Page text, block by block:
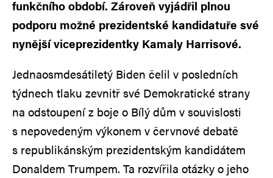
funkčního období. Zároveň vyjádřil plnou
podporu možné prezidentské kandidatuře své
nynější viceprezidentky Kamaly Harrisové.
Jednaosmdesátiletý Biden čelil v posledních
týdnech tlaku zevnitř své Demokratické strany
na odstoupení z boje o Bílý dům v souvislosti
s nepovedeným výkonem v červnové debatě
s republikánským prezidentským kandidátem
Donaldem Trumpem. Ta rozvířila otázky o jeho